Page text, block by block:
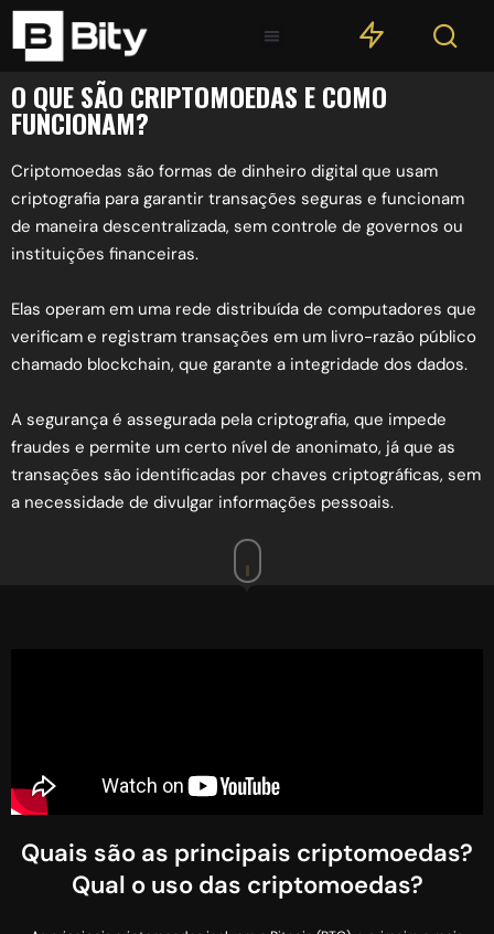
O QUE SÃO CRIPTOMOEDAS E COMO
FUNCIONAM?
Criptomoedas são formas de dinheiro digital que usam
criptografia para garantir transações seguras e funcionam
de maneira descentralizada, sem controle de governos ou
instituições financeiras.
Elas operam em uma rede distribuída de computadores que
verificam e registram transações em um livro-razão público
chamado blockchain, que garante a integridade dos dados.
A segurança é assegurada pela criptografia, que impede
fraudes e permite um certo nível de anonimato, já que as
transações são identificadas por chaves criptográficas, sem
a necessidade de divulgar informações pessoais.
Quais são as principais criptomoedas?
Qual o uso das criptomoedas?